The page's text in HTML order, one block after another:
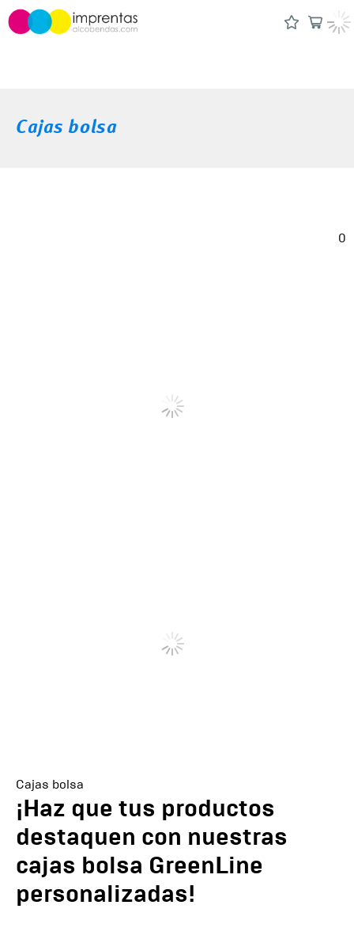
Cajas bolsa
0
Cajas bolsa
¡Haz que tus productos
destaquen con nuestras
cajas bolsa GreenLine
personalizadas!